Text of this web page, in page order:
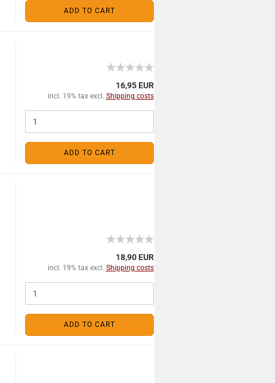
ADD TO CART
16,95 EUR
incl. 19% tax excl. Shipping costs
ADD TO CART
18,90 EUR
incl. 19% tax excl. Shipping costs
ADD TO CART